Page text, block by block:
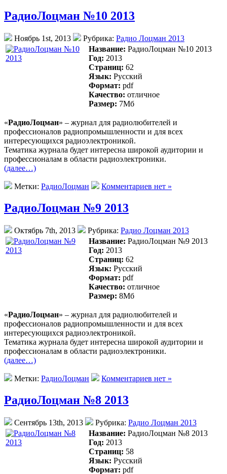
РадиоЛоцман №10 2013
Ноябрь 1st, 2013 Рубрика: Радио Лоцман 2013
Название: РадиоЛоцман №10 2013
Год: 2013
Страниц: 62
Язык: Русский
Формат: pdf
Качество: отличное
Размер: 7Mб
«РадиоЛоцман» – журнал для радиолюбителей и
профессионалов радиопромышленности и для всех
интересующихся радиоэлектроникой.
Тематика журнала будет интересна широкой аудитории и
профессионалам в области радиоэлектроники.
(далее…)
Метки: РадиоЛоцман Комментариев нет »
РадиоЛоцман №9 2013
Октябрь 7th, 2013 Рубрика: Радио Лоцман 2013
Название: РадиоЛоцман №9 2013
Год: 2013
Страниц: 62
Язык: Русский
Формат: pdf
Качество: отличное
Размер: 8Mб
«РадиоЛоцман» – журнал для радиолюбителей и
профессионалов радиопромышленности и для всех
интересующихся радиоэлектроникой.
Тематика журнала будет интересна широкой аудитории и
профессионалам в области радиоэлектроники.
(далее…)
Метки: РадиоЛоцман Комментариев нет »
РадиоЛоцман №8 2013
Сентябрь 13th, 2013 Рубрика: Радио Лоцман 2013
Название: РадиоЛоцман №8 2013
Год: 2013
Страниц: 58
Язык: Русский
Формат: pdf